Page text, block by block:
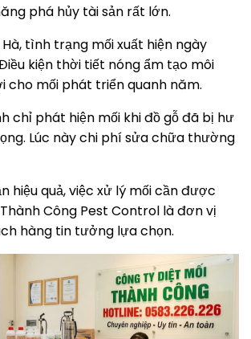
phá hủy tài sản rất lớn.
tình trạng mối xuất hiện ngày
kiện thời tiết nóng ẩm tạo môi
cho mối phát triển quanh năm.
chỉ phát hiện mối khi đồ gỗ đã bị hư
Lúc này chi phí sửa chữa thường
hiệu quả, việc xử lý mối cần được
Công Pest Control là đơn vị
hàng tin tưởng lựa chọn.